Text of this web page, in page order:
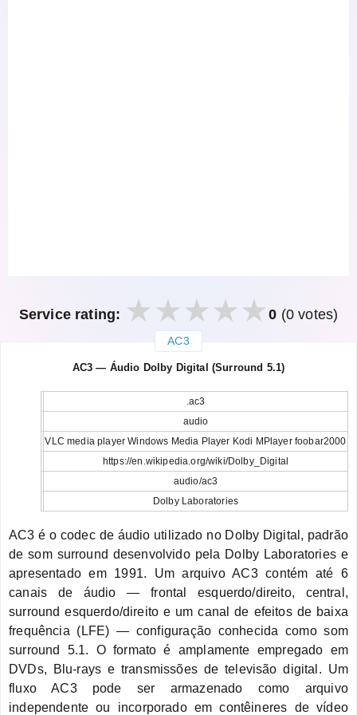
Service rating: 0 (0 votes)
AC3
AC3 — Áudio Dolby Digital (Surround 5.1)
.ac3
audio
VLC media player Windows Media Player Kodi MPlayer foobar2000
https://en.wikipedia.org/wiki/Dolby_Digital
audio/ac3
Dolby Laboratories
AC3 é o codec de áudio utilizado no Dolby Digital, padrão
de som surround desenvolvido pela Dolby Laboratories e
apresentado em 1991. Um arquivo AC3 contém até 6
canais de áudio — frontal esquerdo/direito, central,
surround esquerdo/direito e um canal de efeitos de baixa
frequência (LFE) — configuração conhecida como som
surround 5.1. O formato é amplamente empregado em
DVDs, Blu-rays e transmissões de televisão digital. Um
fluxo AC3 pode ser armazenado como arquivo
independente ou incorporado em contêineres de vídeo